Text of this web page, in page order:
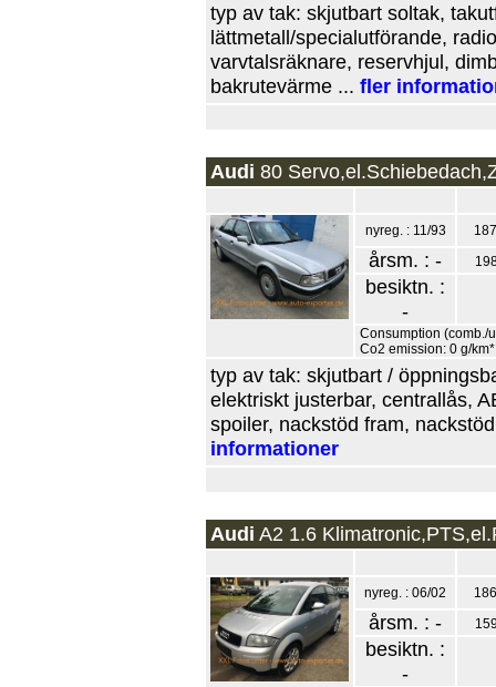
typ av tak: skjutbart soltak,
lättmetall/specialutförande,
varvtalsräknare, reservhjul,
bakrutevärme ... fler
Audi 80
nyreg. : 11/93
årsm. : -
besiktn. :
-
Consumption (comb./
Co2 emission: 0 g/km*
typ av tak: skjutbart /
elektriskt justerbar, centrallås,
spoiler, nackstöd fram,
informationer
Audi A2 1.6
nyreg. : 06/02
årsm. : -
besiktn. :
-